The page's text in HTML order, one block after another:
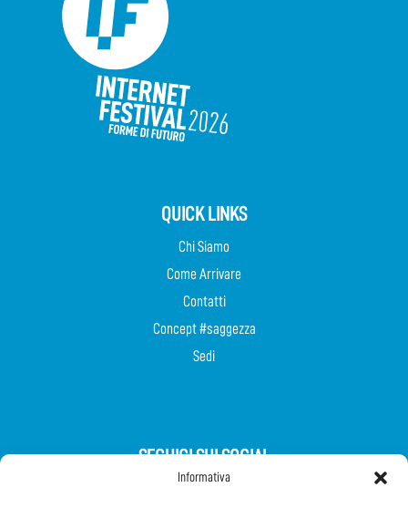
Informativa
QUICK LINKS
Chi Siamo
Come Arrivare
Contatti
Concept #saggezza
Sedi
SEGUICI SUI SOCIAL